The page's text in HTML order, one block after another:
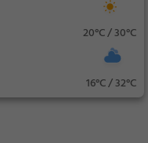
20°C / 30°C
16°C / 32°C